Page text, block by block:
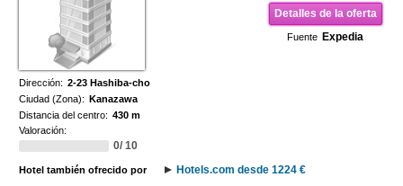
Detalles de la oferta
Fuente Expedia
Dirección: 2-23 Hashiba-cho
Ciudad (Zona): Kanazawa
Distancia del centro: 430 m
Valoración:
0/ 10
Hotel también ofrecido por Hotels.com desde 1224 €